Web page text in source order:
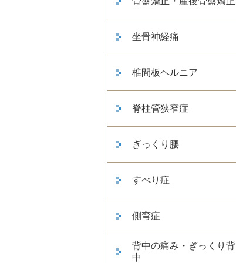
坐骨神経痛
椎間板ヘルニア
脊柱管狭窄症
ぎっくり腰
すべり症
側弯症
背中の痛み・ぎっくり背
中